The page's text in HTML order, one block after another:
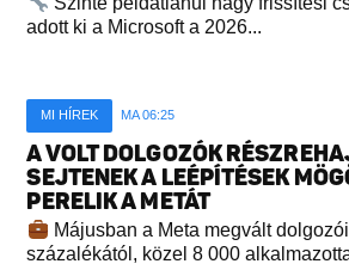
adott ki a Microsoft a 2026...
MI HÍREK MA 06:25
A VOLT DOLGOZÓK
SEJTENEK A LEÉPÍTÉSEK
PERELIK A METÁT
Májusban a Meta megvált
százalékától, közel 8 000